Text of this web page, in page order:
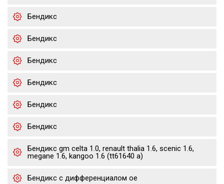
Бендикс
Бендикс
Бендикс
Бендикс
Бендикс
Бендикс
Бендикс gm celta 1.0, renault thalia 1.6, scenic 1.6,
megane 1.6, kangoo 1.6 (tt61640 a)
Бендикс с дифференциалом oe